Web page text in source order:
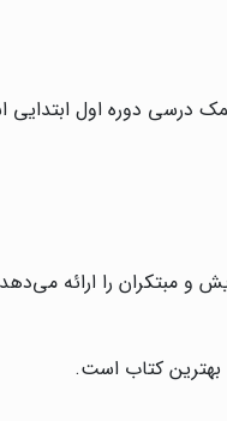
درسی دوره اول
و مبتکران را ارائه
بهترین کتاب است.